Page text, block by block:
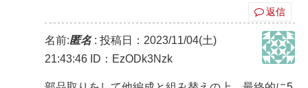
返信
名前:匿名: 投稿日：2023/11/04(土)
21:43:46 ID：EzODk3Nzk